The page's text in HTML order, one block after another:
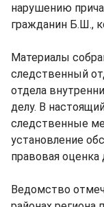
нарушению
гражданин Б.Ш.,
Материалы
следственный
отдела
делу. В
следственные
установление
правовая оценка
Ведомство